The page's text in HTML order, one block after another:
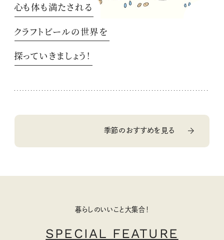
心も体も満たされる
クラフトビールの世界を
探っていきましょう！
季節のおすすめを見る
暮らしのいいこと大集合！
SPECIAL FEATURE